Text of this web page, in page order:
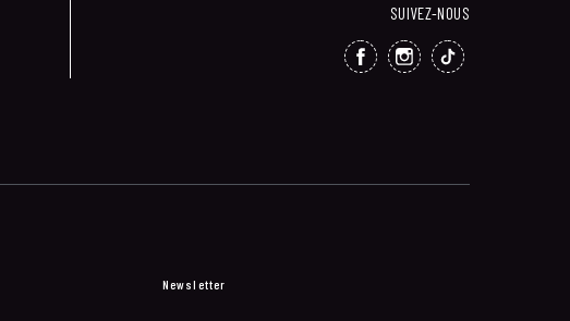
SUIVEZ-NOUS
FACEBOOKINSTAGRAM
TIKTOK
Newsletter